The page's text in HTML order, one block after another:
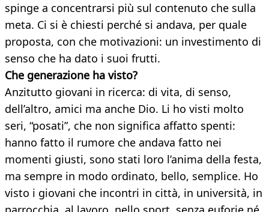
spinge a concentrarsi più sul contenuto che sulla
meta. Ci si è chiesti perché si andava, per quale
proposta, con che motivazioni: un investimento di
senso che ha dato i suoi frutti.
Che generazione ha visto?
Anzitutto giovani in ricerca: di vita, di senso,
dell’altro, amici ma anche Dio. Li ho visti molto
seri, “posati”, che non significa affatto spenti:
hanno fatto il rumore che andava fatto nei
momenti giusti, sono stati loro l’anima della festa,
ma sempre in modo ordinato, bello, semplice. Ho
visto i giovani che incontri in città, in università, in